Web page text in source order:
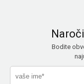
Bodite